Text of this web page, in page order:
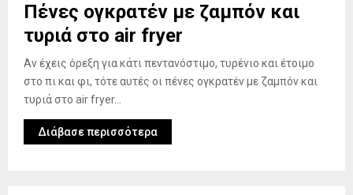
Πένες ογκρατέν με ζαμπόν και
τυριά στο air fryer
Αν έχεις όρεξη για κάτι πεντανόστιμο, τυρένιο και έτοιμο
στο πι και φι, τότε αυτές οι πένες ογκρατέν με ζαμπόν και
τυριά στο air fryer...
Διάβασε περισσότερα